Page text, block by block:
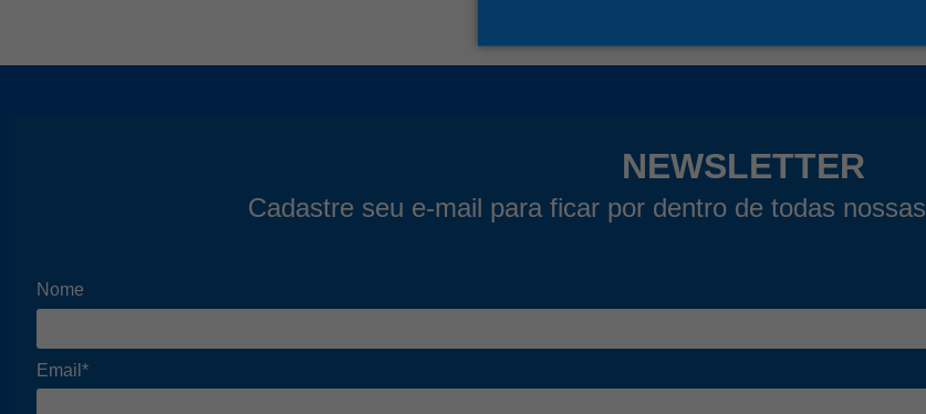
NEWSLETTER
Cadastre seu e-mail para ficar por dentro de todas nossas
Nome
Email*